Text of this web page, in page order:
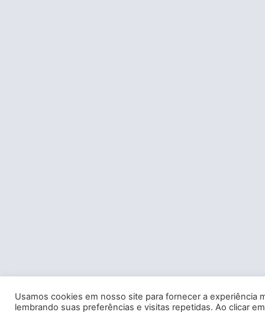
Usamos cookies em nosso site para fornecer a experiência
lembrando suas preferências e visitas repetidas. Ao clicar